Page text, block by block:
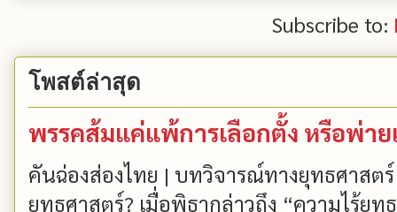
Subscribe to:
โพสต์ล่าสุด
พรรคส้มแค่แพ้การเลือกตั้ง หรือพ่า
คันฉ่องส่องไทย | บทวิจารณ์ทางยุทธศาสต
ยุทธศาสตร์? เมื่อพิธากล่าวถึง “ความไร้ยุท